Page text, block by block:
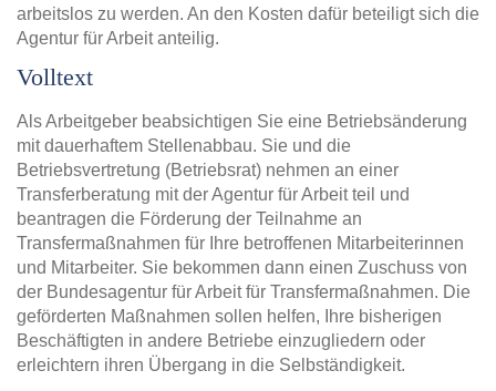
arbeitslos zu werden. An den Kosten dafür beteiligt sich die
Agentur für Arbeit anteilig.
Volltext
Als Arbeitgeber beabsichtigen Sie eine Betriebsänderung
mit dauerhaftem Stellenabbau. Sie und die
Betriebsvertretung (Betriebsrat) nehmen an einer
Transferberatung mit der Agentur für Arbeit teil und
beantragen die Förderung der Teilnahme an
Transfermaßnahmen für Ihre betroffenen Mitarbeiterinnen
und Mitarbeiter. Sie bekommen dann einen Zuschuss von
der Bundesagentur für Arbeit für Transfermaßnahmen. Die
geförderten Maßnahmen sollen helfen, Ihre bisherigen
Beschäftigten in andere Betriebe einzugliedern oder
erleichtern ihren Übergang in die Selbständigkeit.